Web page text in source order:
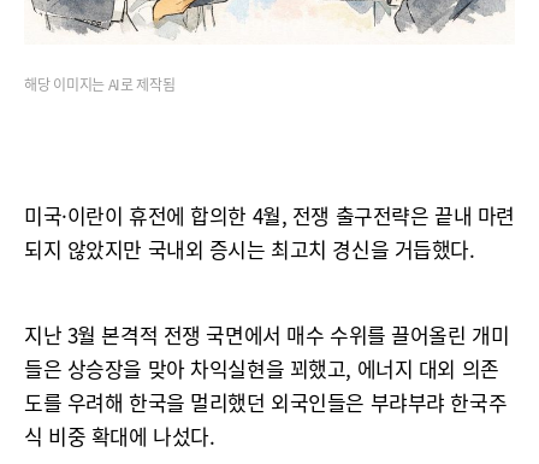
해당 이미지는 AI로 제작됨
미국·이란이 휴전에 합의한 4월, 전쟁 출구전략은 끝내 마련
되지 않았지만 국내외 증시는 최고치 경신을 거듭했다.
지난 3월 본격적 전쟁 국면에서 매수 수위를 끌어올린 개미
들은 상승장을 맞아 차익실현을 꾀했고, 에너지 대외 의존
도를 우려해 한국을 멀리했던 외국인들은 부랴부랴 한국주
식 비중 확대에 나섰다.